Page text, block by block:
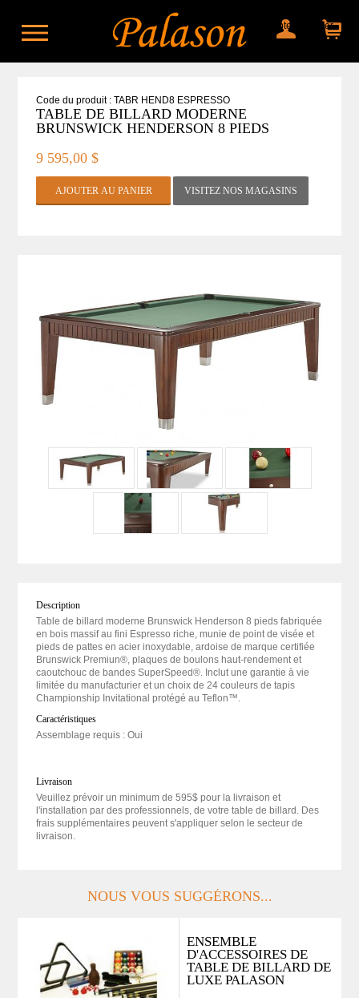
Mon compteMon panier
Code du produit : TABR HEND8 ESPRESSO
TABLE DE BILLARD MODERNE
BRUNSWICK HENDERSON 8 PIEDS
9 595,00 $
VISITEZ NOS MAGASINS
Description
Table de billard moderne Brunswick Henderson 8 pieds fabriquée
en bois massif au fini Espresso riche, munie de point de visée et
pieds de pattes en acier inoxydable, ardoise de marque certifiée
Brunswick Premiun®, plaques de boulons haut-rendement et
caoutchouc de bandes SuperSpeed®. Inclut une garantie à vie
limitée du manufacturier et un choix de 24 couleurs de tapis
Championship Invitational protégé au Teflon™.
Caractéristiques
Assemblage requis : Oui
Livraison
Veuillez prévoir un minimum de 595$ pour la livraison et
l'installation par des professionnels, de votre table de billard. Des
frais supplémentaires peuvent s'appliquer selon le secteur de
livraison.
NOUS VOUS SUGGÉRONS...
ENSEMBLE
D'ACCESSOIRES DE
TABLE DE BILLARD DE
LUXE PALASON